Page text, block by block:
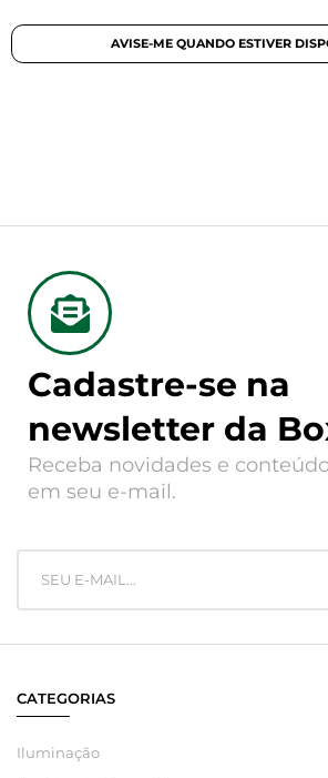
Cadastre-se na
newsletter da
Receba novidades e
em seu e-mail.
CATEGORIAS
Iluminação